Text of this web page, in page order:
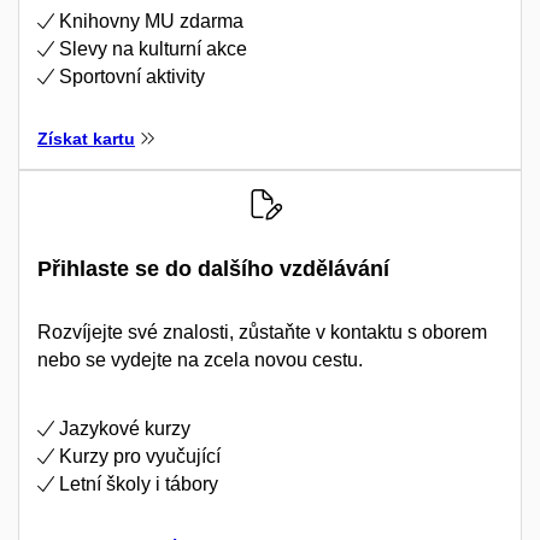
Knihovny MU zdarma
Slevy na kulturní akce
Sportovní aktivity
Získat kartu
Přihlaste se do dalšího vzdělávání
Rozvíjejte své znalosti, zůstaňte v kontaktu s oborem
nebo se vydejte na zcela novou cestu.
Jazykové kurzy
Kurzy pro vyučující
Letní školy i tábory